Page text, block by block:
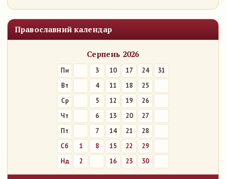
Православний календар
Серпень 2026
Пн 3 10 17 24
31
Вт
4 11 18
25
Ср
5 12 19
26
Чт
6 13 20
27
Пт
7 14 21
28
Сб
1 8 15 22
29
Нд
2 16 23 30